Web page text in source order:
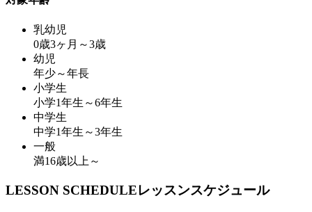
乳幼児
0歳3ヶ月～3歳
幼児
年少～年長
小学生
小学1年生～6年生
中学生
中学1年生～3年生
一般
満16歳以上～
LESSON SCHEDULEレッスンスケジュール